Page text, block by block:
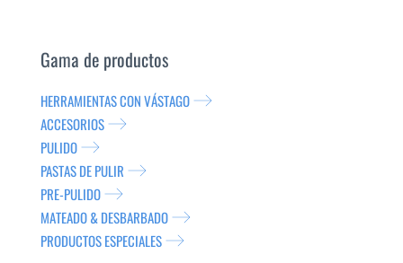
Gama de productos
HERRAMIENTAS CON VÁSTAGO
ACCESORIOS
PULIDO
PASTAS DE PULIR
PRE-PULIDO
MATEADO & DESBARBADO
PRODUCTOS ESPECIALES